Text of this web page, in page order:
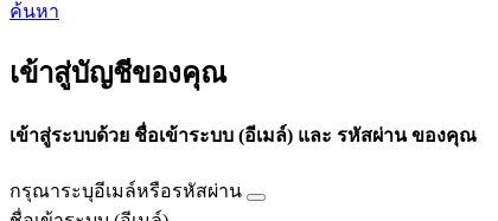
ค้นหา
เข้าสู่บัญชีของคุณ
เข้าสู่ระบบด้วย ชื่อเข้าระบบ (อีเมล์) และ รหัสผ่าน ของคุณ
กรุณาระบุอีเมล์หรือรหัสผ่าน